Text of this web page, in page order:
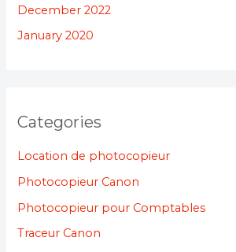
December 2022
January 2020
Categories
Location de photocopieur
Photocopieur Canon
Photocopieur pour Comptables
Traceur Canon